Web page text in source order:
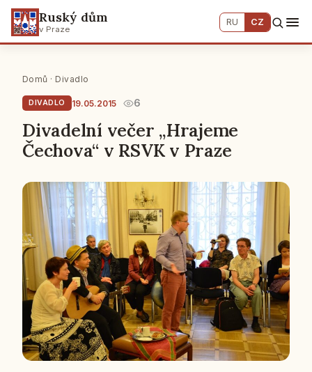
Ruský dům
v Praze
RU CZ
Domů · Divadlo
DIVADLO 19.05.2015 6
Divadelní večer „Hrajeme
Čechova“ v RSVK v Praze